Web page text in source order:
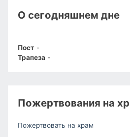
О сегодняшнем дне
Пост -
Трапеза -
Пожертвования на
Пожертвовать на храм